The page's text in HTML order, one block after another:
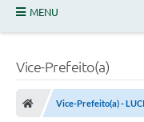
MENU
Nota Fiscal Eletrônica
Vice-Prefeito(a)
Vice-Prefeito(a) -